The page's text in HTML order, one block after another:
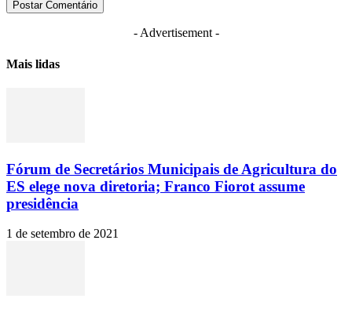
- Advertisement -
Mais lidas
Fórum de Secretários Municipais de Agricultura do
ES elege nova diretoria; Franco Fiorot assume
presidência
1 de setembro de 2021